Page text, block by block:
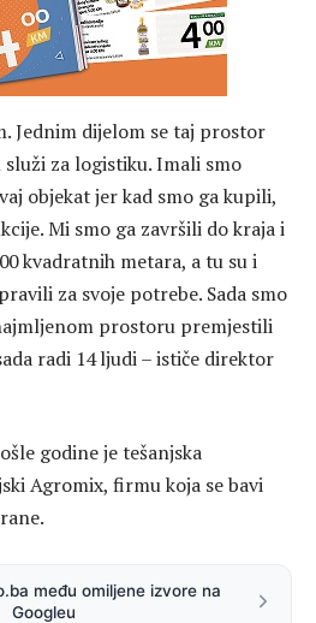
Jednim dijelom se taj prostor
za logistiku. Imali smo
objekat jer kad smo ga kupili,
Mi smo ga završili do kraja i
kvadratnih metara, a tu su i
za svoje potrebe. Sada smo
prostoru premjestili
radi 14 ljudi – ističe direktor
godine je tešanjska
Agromix, firmu koja se bavi
među omiljene izvore na
Googleu